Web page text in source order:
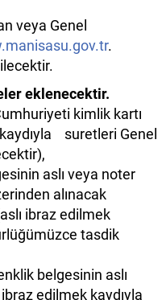
veya Genel
.
eklenecektir.
kimlik kartı
suretleri Genel
aslı veya noter
alınacak
ibraz edilmek
tasdik
belgesinin aslı
edilmek kaydıyla